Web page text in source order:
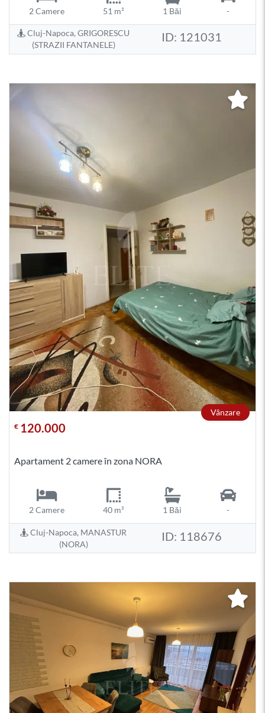
2 Camere 51 m² 1 Băi -
Cluj-Napoca, GRIGORESCU
(STRAZII FANTANELE)
ID: 121031
Vânzare
€ 120.000
Apartament 2 camere în zona NORA
2 Camere 40 m² 1 Băi -
Cluj-Napoca, MANASTUR
(NORA)
ID: 118676